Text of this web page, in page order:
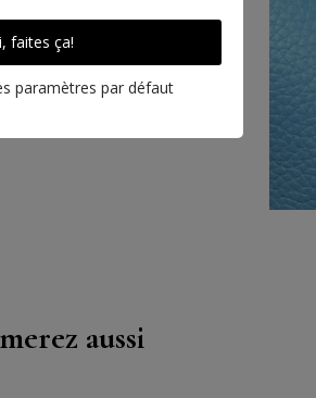
aussi
faites ça!
paramètres par défaut